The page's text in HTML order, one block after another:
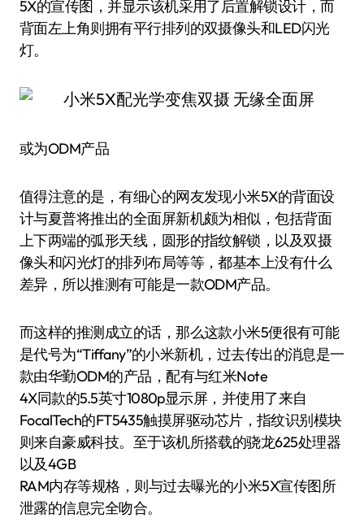
5X的宣传图，并显示该机采用了后置解锁设计，而
背面左上角则拥有平行排列的双摄像头和LED闪光
灯。
或为ODM产品
值得注意的是，有细心的网友发现小米5X的背面设
计与夏普将推出的全面屏新机颇为相似，包括背面
上下两端的弧形天线，圆形的指纹解锁，以及双摄
像头和闪光灯的排列布局等等，都基本上没有什么
差异，所以推测有可能是一款ODM产品。
而这样的推测成立的话，那么这款小米5便很有可能
是代号为“Tiffany”的小米新机，过去传出的消息是一
款由华勤ODM的产品，配有与红米Note
4X同款的5.5英寸1080p显示屏，并使用了来自
FocalTech的FT5435触摸屏驱动芯片，指纹识别模块
则来自豪威科技。至于该机所搭载的骁龙625处理器
以及4GB
RAM内存等规格，则与过去曝光的小米5X宣传图所
泄露的信息完全吻合。